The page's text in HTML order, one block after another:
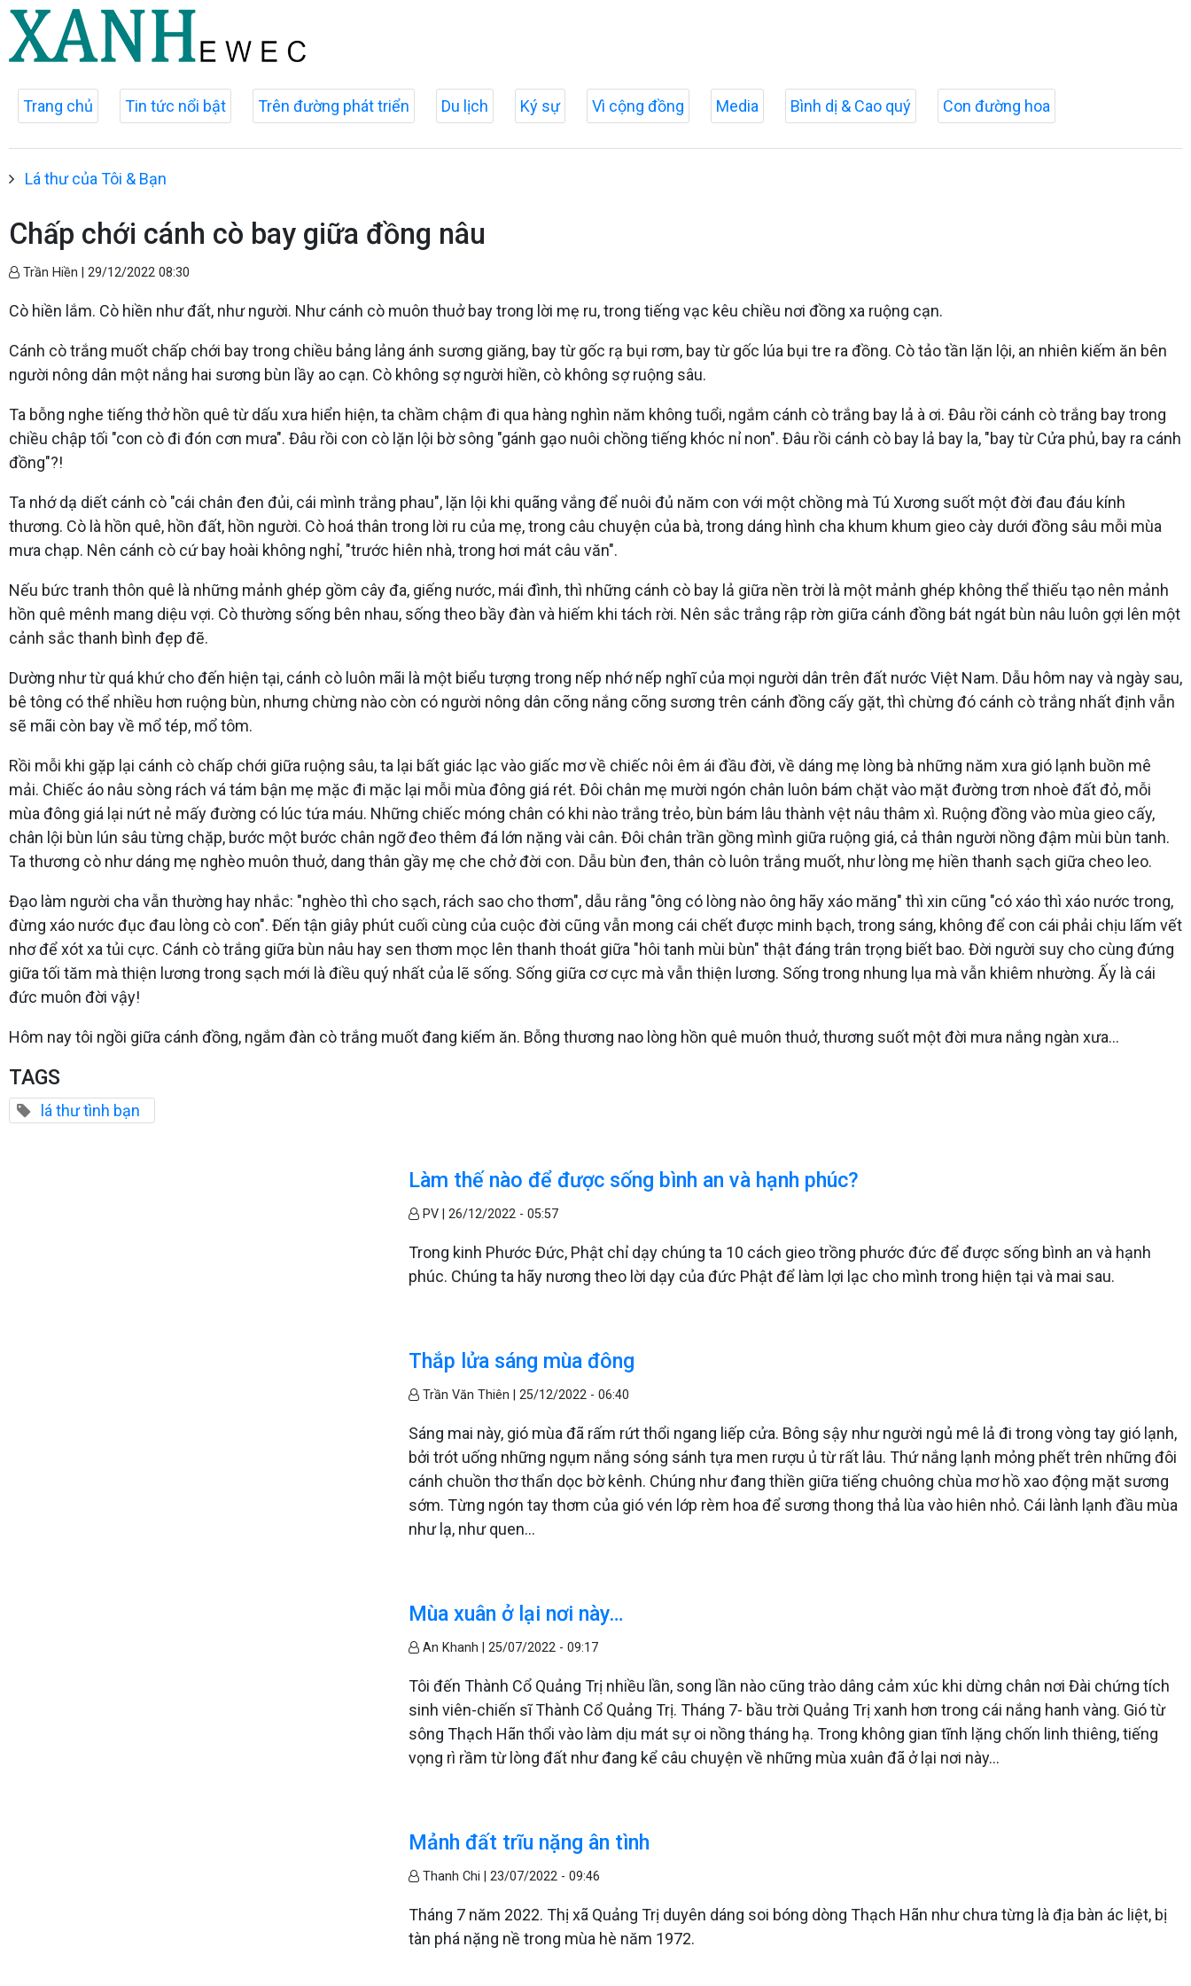
Trang chủ Tin tức nổi bật Trên đường phát triển Du lịch Ký sự Vì cộng đồng Media Bình dị & Cao quý Con đường hoa
Lá thư của Tôi & Bạn
Chấp chới cánh cò bay giữa đồng nâu
Trần Hiền | 29/12/2022 08:30
Cò hiền lắm. Cò hiền như đất, như người. Như cánh cò muôn thuở bay trong lời mẹ ru, trong tiếng vạc kêu chiều nơi đồng xa ruộng cạn.
Cánh cò trắng muốt chấp chới bay trong chiều bảng lảng ánh sương giăng, bay từ gốc rạ bụi rơm, bay từ gốc lúa bụi tre ra đồng. Cò tảo tần lặn lội, an nhiên kiếm ăn bên
người nông dân một nắng hai sương bùn lầy ao cạn. Cò không sợ người hiền, cò không sợ ruộng sâu.
Ta bỗng nghe tiếng thở hồn quê từ dấu xưa hiển hiện, ta chầm chậm đi qua hàng nghìn năm không tuổi, ngắm cánh cò trắng bay lả à ơi. Đâu rồi cánh cò trắng bay trong
chiều chập tối "con cò đi đón cơn mưa". Đâu rồi con cò lặn lội bờ sông "gánh gạo nuôi chồng tiếng khóc nỉ non". Đâu rồi cánh cò bay lả bay la, "bay từ Cửa phủ, bay ra cánh
đồng"?!
Ta nhớ dạ diết cánh cò "cái chân đen đủi, cái mình trắng phau", lặn lội khi quãng vắng để nuôi đủ năm con với một chồng mà Tú Xương suốt một đời đau đáu kính
thương. Cò là hồn quê, hồn đất, hồn người. Cò hoá thân trong lời ru của mẹ, trong câu chuyện của bà, trong dáng hình cha khum khum gieo cày dưới đồng sâu mỗi mùa
mưa chạp. Nên cánh cò cứ bay hoài không nghỉ, "trước hiên nhà, trong hơi mát câu văn".
Nếu bức tranh thôn quê là những mảnh ghép gồm cây đa, giếng nước, mái đình, thì những cánh cò bay lả giữa nền trời là một mảnh ghép không thể thiếu tạo nên mảnh
hồn quê mênh mang diệu vợi. Cò thường sống bên nhau, sống theo bầy đàn và hiếm khi tách rời. Nên sắc trắng rập rờn giữa cánh đồng bát ngát bùn nâu luôn gợi lên một
cảnh sắc thanh bình đẹp đẽ.
Dường như từ quá khứ cho đến hiện tại, cánh cò luôn mãi là một biểu tượng trong nếp nhớ nếp nghĩ của mọi người dân trên đất nước Việt Nam. Dẫu hôm nay và ngày sau,
bê tông có thể nhiều hơn ruộng bùn, nhưng chừng nào còn có người nông dân cõng nắng cõng sương trên cánh đồng cấy gặt, thì chừng đó cánh cò trắng nhất định vẫn
sẽ mãi còn bay về mổ tép, mổ tôm.
Rồi mỗi khi gặp lại cánh cò chấp chới giữa ruộng sâu, ta lại bất giác lạc vào giấc mơ về chiếc nôi êm ái đầu đời, về dáng mẹ lòng bà những năm xưa gió lạnh buồn mê
mải. Chiếc áo nâu sòng rách vá tám bận mẹ mặc đi mặc lại mỗi mùa đông giá rét. Đôi chân mẹ mười ngón chân luôn bám chặt vào mặt đường trơn nhoè đất đỏ, mỗi
mùa đông giá lại nứt nẻ mấy đường có lúc tứa máu. Những chiếc móng chân có khi nào trắng trẻo, bùn bám lâu thành vệt nâu thâm xì. Ruộng đồng vào mùa gieo cấy,
chân lội bùn lún sâu từng chặp, bước một bước chân ngỡ đeo thêm đá lớn nặng vài cân. Đôi chân trần gồng mình giữa ruộng giá, cả thân người nồng đậm mùi bùn tanh.
Ta thương cò như dáng mẹ nghèo muôn thuở, dang thân gầy mẹ che chở đời con. Dẫu bùn đen, thân cò luôn trắng muốt, như lòng mẹ hiền thanh sạch giữa cheo leo.
Đạo làm người cha vẫn thường hay nhắc: "nghèo thì cho sạch, rách sao cho thơm", dẫu rằng "ông có lòng nào ông hãy xáo măng" thì xin cũng "có xáo thì xáo nước trong,
đừng xáo nước đục đau lòng cò con". Đến tận giây phút cuối cùng của cuộc đời cũng vẫn mong cái chết được minh bạch, trong sáng, không để con cái phải chịu lấm vết
nhơ để xót xa tủi cực. Cánh cò trắng giữa bùn nâu hay sen thơm mọc lên thanh thoát giữa "hôi tanh mùi bùn" thật đáng trân trọng biết bao. Đời người suy cho cùng đứng
giữa tối tăm mà thiện lương trong sạch mới là điều quý nhất của lẽ sống. Sống giữa cơ cực mà vẫn thiện lương. Sống trong nhung lụa mà vẫn khiêm nhường. Ấy là cái
đức muôn đời vậy!
Hôm nay tôi ngồi giữa cánh đồng, ngắm đàn cò trắng muốt đang kiếm ăn. Bỗng thương nao lòng hồn quê muôn thuở, thương suốt một đời mưa nắng ngàn xưa...
TAGS
lá thư tình bạn
Làm thế nào để được sống bình an và hạnh phúc?
PV |26/12/2022 - 05:57
Trong kinh Phước Đức, Phật chỉ dạy chúng ta 10 cách gieo trồng phước đức để được sống bình an và hạnh
phúc. Chúng ta hãy nương theo lời dạy của đức Phật để làm lợi lạc cho mình trong hiện tại và mai sau.
Thắp lửa sáng mùa đông
Trần Văn Thiên |25/12/2022 - 06:40
Sáng mai này, gió mùa đã rấm rứt thổi ngang liếp cửa. Bông sậy như người ngủ mê lả đi trong vòng tay gió lạnh,
bởi trót uống những ngụm nắng sóng sánh tựa men rượu ủ từ rất lâu. Thứ nắng lạnh mỏng phết trên những đôi
cánh chuồn thơ thẩn dọc bờ kênh. Chúng như đang thiền giữa tiếng chuông chùa mơ hồ xao động mặt sương
sớm. Từng ngón tay thơm của gió vén lớp rèm hoa để sương thong thả lùa vào hiên nhỏ. Cái lành lạnh đầu mùa
như lạ, như quen…
Mùa xuân ở lại nơi này…
An Khanh |25/07/2022 - 09:17
Tôi đến Thành Cổ Quảng Trị nhiều lần, song lần nào cũng trào dâng cảm xúc khi dừng chân nơi Đài chứng tích
sinh viên-chiến sĩ Thành Cổ Quảng Trị. Tháng 7- bầu trời Quảng Trị xanh hơn trong cái nắng hanh vàng. Gió từ
sông Thạch Hãn thổi vào làm dịu mát sự oi nồng tháng hạ. Trong không gian tĩnh lặng chốn linh thiêng, tiếng
vọng rì rầm từ lòng đất như đang kể câu chuyện về những mùa xuân đã ở lại nơi này…
Mảnh đất trĩu nặng ân tình
Thanh Chi |23/07/2022 - 09:46
Tháng 7 năm 2022. Thị xã Quảng Trị duyên dáng soi bóng dòng Thạch Hãn như chưa từng là địa bàn ác liệt, bị
tàn phá nặng nề trong mùa hè năm 1972.